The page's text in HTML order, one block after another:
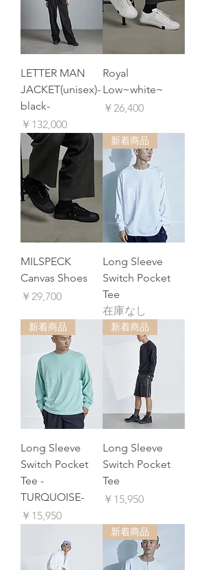
LETTER MAN
JACKET(unisex)-
black-
価格
￥132,000
Royal
Low~white~
価格
￥26,400
MILSPECK
Canvas Shoes
価格
￥29,700
新着商品
Long Sleeve
Switch Pocket
Tee
在庫なし
新着商品
Long Sleeve
Switch Pocket
Tee -
TURQUOISE-
価格
￥15,950
新着商品
Long Sleeve
Switch Pocket
Tee
価格
￥15,950
新着商品